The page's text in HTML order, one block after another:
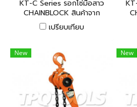
KT-C Series รอกโซ่มือสาว
CHAINBLOCK สินค้าจาก
ประเทศญี่ปุ่น พร้อมใบ
CERTIFICATE GUARANTEE
เปรียบเทียบ
New New